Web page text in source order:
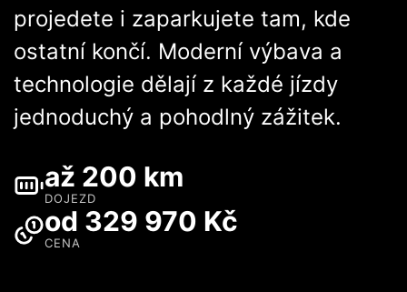
projedete i zaparkujete tam, kde
ostatní končí. Moderní výbava a
technologie dělají z každé jízdy
jednoduchý a pohodlný zážitek.
až 200 km
DOJEZD
od 329 970 Kč
CENA